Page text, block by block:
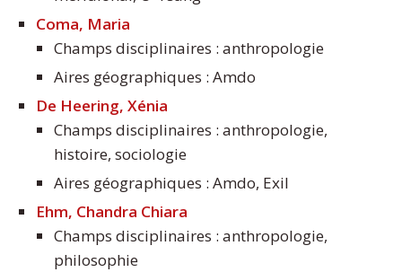
Coma, Maria
Champs disciplinaires : anthropologie
Aires géographiques : Amdo
De Heering, Xénia
Champs disciplinaires : anthropologie,
histoire, sociologie
Aires géographiques : Amdo, Exil
Ehm, Chandra Chiara
Champs disciplinaires : anthropologie,
philosophie